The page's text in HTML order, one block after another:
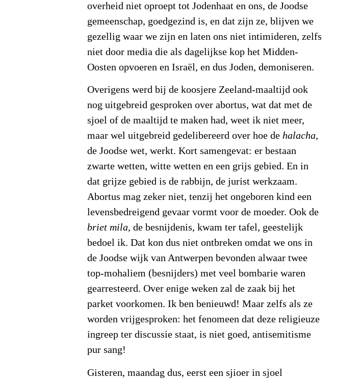
overheid niet oproept tot Jodenhaat en ons, de Joodse
gemeenschap, goedgezind is, en dat zijn ze, blijven we
gezellig waar we zijn en laten ons niet intimideren, zelfs
niet door media die als dagelijkse kop het Midden-
Oosten opvoeren en Israël, en dus Joden, demoniseren.
Overigens werd bij de koosjere Zeeland-maaltijd ook
nog uitgebreid gesproken over abortus, wat dat met de
sjoel of de maaltijd te maken had, weet ik niet meer,
maar wel uitgebreid gedelibereerd over hoe dehalacha,
de Joodse wet, werkt. Kort samengevat: er bestaan
zwarte wetten, witte wetten en een grijs gebied. En in
dat grijze gebied is de rabbijn, de jurist werkzaam.
Abortus mag zeker niet, tenzij het ongeboren kind een
levensbedreigend gevaar vormt voor de moeder. Ook de
briet mila, de besnijdenis, kwam ter tafel, geestelijk
bedoel ik. Dat kon dus niet ontbreken omdat we ons in
de Joodse wijk van Antwerpen bevonden alwaar twee
top-mohaliem (besnijders) met veel bombarie waren
gearresteerd. Over enige weken zal de zaak bij het
parket voorkomen. Ik ben benieuwd! Maar zelfs als ze
worden vrijgesproken: het fenomeen dat deze religieuze
ingreep ter discussie staat, is niet goed, antisemitisme
pur sang!
Gisteren, maandag dus, eerst een sjioer in sjoel